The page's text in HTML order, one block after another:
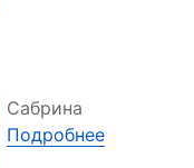
Сабрина
Подробнее